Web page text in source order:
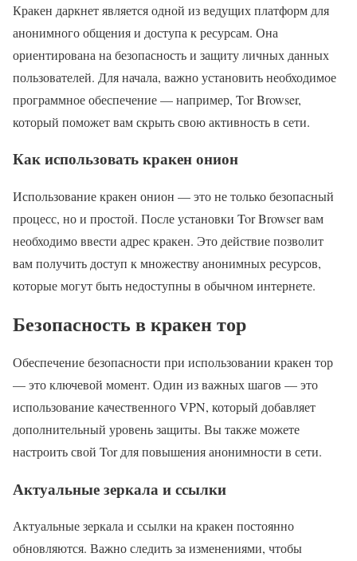
Кракен даркнет является одной из ведущих платформ для
анонимного общения и доступа к ресурсам. Она
ориентирована на безопасность и защиту личных данных
пользователей. Для начала, важно установить необходимое
программное обеспечение — например, Tor Browser,
который поможет вам скрыть свою активность в сети.
Как использовать кракен онион
Использование кракен онион — это не только безопасный
процесс, но и простой. После установки Tor Browser вам
необходимо ввести адрес кракен. Это действие позволит
вам получить доступ к множеству анонимных ресурсов,
которые могут быть недоступны в обычном интернете.
Безопасность в кракен тор
Обеспечение безопасности при использовании кракен тор
— это ключевой момент. Один из важных шагов — это
использование качественного VPN, который добавляет
дополнительный уровень защиты. Вы также можете
настроить свой Tor для повышения анонимности в сети.
Актуальные зеркала и ссылки
Актуальные зеркала и ссылки на кракен постоянно
обновляются. Важно следить за изменениями, чтобы